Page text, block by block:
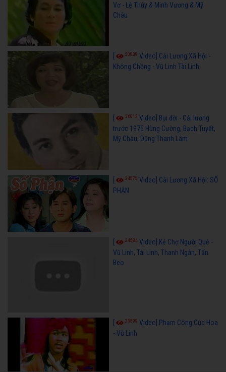
Vơ - Lệ Thủy & Minh Vương & Mỹ
Châu
50839 Video] Cải Lương Xã Hội -
Không Chồng - Vũ Linh Tài Linh
36013 Video] Bụi đời - Cải lương
trước 1975 Hùng Cường, Bạch Tuyết,
Mỹ Châu, Dũng Thanh Lâm
34575 Video] Cải Lương Xã Hội: SỐ
PHẬN
24584 Video] Kẻ Chợ Người Quê -
Vũ Linh, Tài Linh, Thanh Ngân, Tấn
Beo
23599 Video] Phạm Công Cúc Hoa
- Vũ Linh